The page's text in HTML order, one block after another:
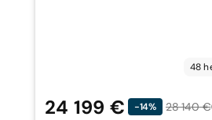
48
24 199 € -14%
28 140 €